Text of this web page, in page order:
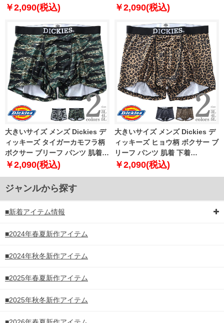
80212600
￥2,090(税込)
80212700
￥2,090(税込)
大きいサイズ メンズ Dickies デ
ィッキーズ タイガーカモフラ柄
ボクサー ブリーフ パンツ 肌着
下着 80533100
￥2,090(税込)
大きいサイズ メンズ Dickies デ
ィッキーズ ヒョウ柄 ボクサー ブ
リーフ パンツ 肌着 下着
80533200
￥2,090(税込)
ジャンルから探す
■新着アイテム情報
■2024年春夏新作アイテム
■2024年秋冬新作アイテム
■2025年春夏新作アイテム
■2025年秋冬新作アイテム